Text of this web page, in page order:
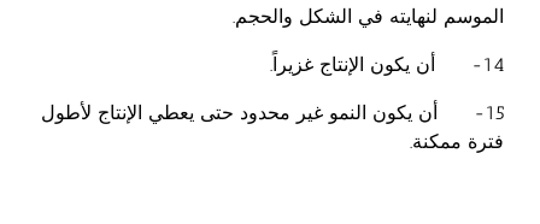
الموسم لنهايته في الشكل والحجم.
14- أن يكون الإنتاج غزيراً.
15- أن يكون النمو غير محدود حتى يعطي الإنتاج لأطول
فترة ممكنة.